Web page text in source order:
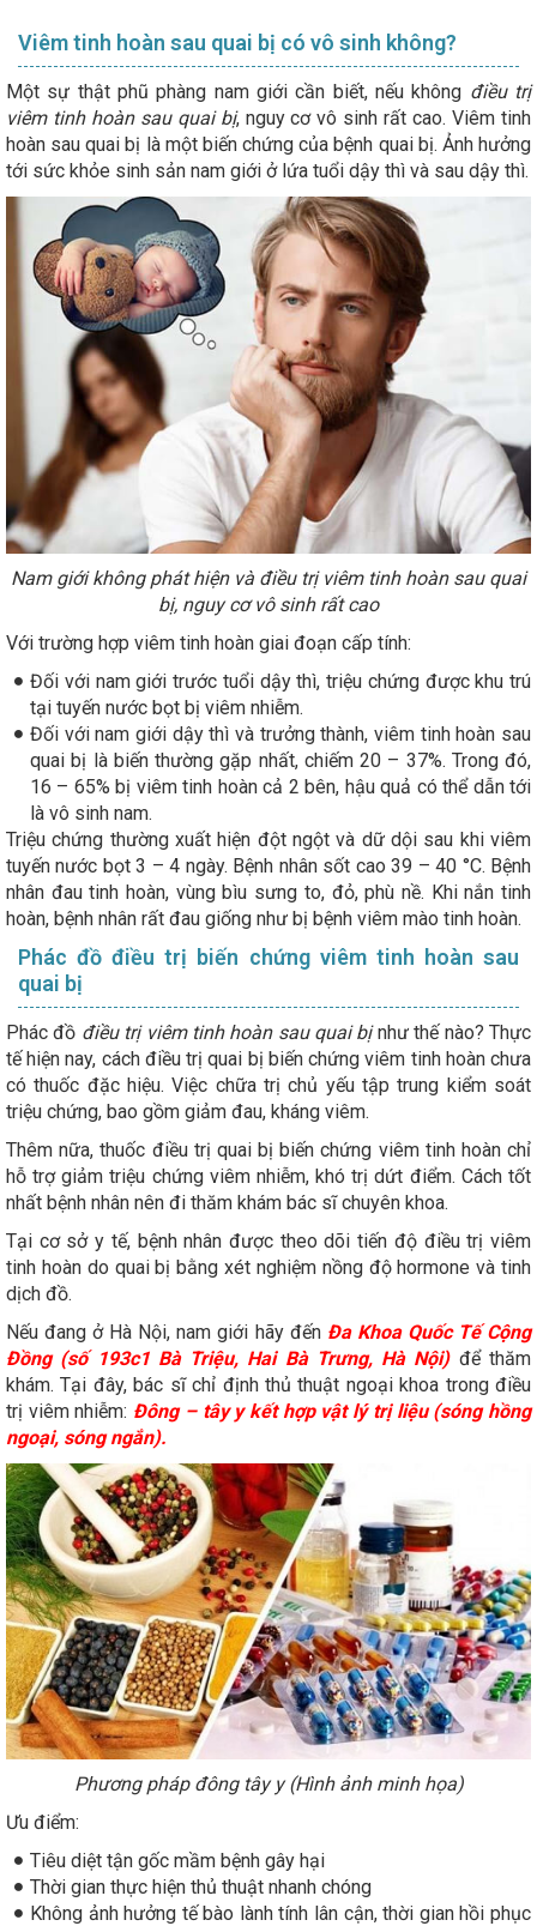
Viêm tinh hoàn sau quai bị có vô sinh không?
Một sự thật phũ phàng nam giới cần biết, nếu không điều trị
viêm tinh hoàn sau quai bị, nguy cơ vô sinh rất cao. Viêm tinh
hoàn sau quai bị là một biến chứng của bệnh quai bị. Ảnh hưởng
tới sức khỏe sinh sản nam giới ở lứa tuổi dậy thì và sau dậy thì.
Nam giới không phát hiện và điều trị viêm tinh hoàn sau quai
bị, nguy cơ vô sinh rất cao
Với trường hợp viêm tinh hoàn giai đoạn cấp tính:
Đối với nam giới trước tuổi dậy thì, triệu chứng được khu trú
tại tuyến nước bọt bị viêm nhiễm.
Đối với nam giới dậy thì và trưởng thành, viêm tinh hoàn sau
quai bị là biến thường gặp nhất, chiếm 20 – 37%. Trong đó,
16 – 65% bị viêm tinh hoàn cả 2 bên, hậu quả có thể dẫn tới
là vô sinh nam.
Triệu chứng thường xuất hiện đột ngột và dữ dội sau khi viêm
tuyến nước bọt 3 – 4 ngày. Bệnh nhân sốt cao 39 – 40 °C. Bệnh
nhân đau tinh hoàn, vùng bìu sưng to, đỏ, phù nề. Khi nắn tinh
hoàn, bệnh nhân rất đau giống như bị bệnh viêm mào tinh hoàn.
Phác đồ điều trị biến chứng viêm tinh hoàn sau
quai bị
Phác đồ điều trị viêm tinh hoàn sau quai bịnhư thế nào? Thực
tế hiện nay, cách điều trị quai bị biến chứng viêm tinh hoàn chưa
có thuốc đặc hiệu. Việc chữa trị chủ yếu tập trung kiểm soát
triệu chứng, bao gồm giảm đau, kháng viêm.
Thêm nữa, thuốc điều trị quai bị biến chứng viêm tinh hoàn chỉ
hỗ trợ giảm triệu chứng viêm nhiễm, khó trị dứt điểm. Cách tốt
nhất bệnh nhân nên đi thăm khám bác sĩ chuyên khoa.
Tại cơ sở y tế, bệnh nhân được theo dõi tiến độ điều trị viêm
tinh hoàn do quai bị bằng xét nghiệm nồng độ hormone và tinh
dịch đồ.
Nếu đang ở Hà Nội, nam giới hãy đến Đa Khoa Quốc Tế Cộng
Đồng (số 193c1 Bà Triệu, Hai Bà Trưng, Hà Nội)để thăm
khám. Tại đây, bác sĩ chỉ định thủ thuật ngoại khoa trong điều
trị viêm nhiễm: Đông – tây y kết hợp vật lý trị liệu (sóng hồng
ngoại, sóng ngắn).
Phương pháp đông tây y (Hình ảnh minh họa)
Ưu điểm:
Tiêu diệt tận gốc mầm bệnh gây hại
Thời gian thực hiện thủ thuật nhanh chóng
Không ảnh hưởng tế bào lành tính lân cận, thời gian hồi phục